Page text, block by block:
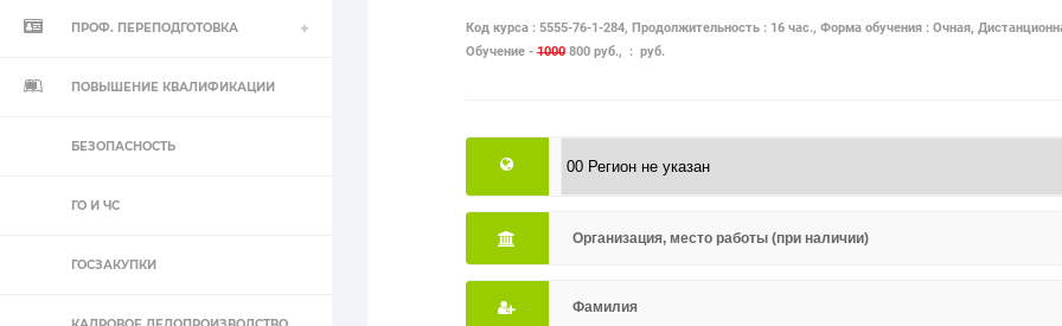
ПРОФ. ПЕРЕПОДГОТОВКА
ПОВЫШЕНИЕ КВАЛИФИКАЦИИ
БЕЗОПАСНОСТЬ
ГО И ЧС
ГОСЗАКУПКИ
Код курса : 5555-76-1-284, Продолжительность : 16 час., Форма обучения : Очная,
Обучение -1000800 руб., : руб.